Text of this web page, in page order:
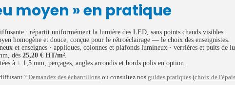
moyen » en pratique
: répartit uniformément la lumière des LED, sans points chauds visibles.
homogène et douce, conçue pour le rétroéclairage — le choix des enseignistes.
et enseignes · appliques, colonnes et plafonds lumineux · verrières et puits de
dès 25,20 € HT/m².
à ± 1,5 mm, perçages, angles arrondis et bords polis en option.
? Demandez des échantillons ou consultez nos guides pratiques (choix de